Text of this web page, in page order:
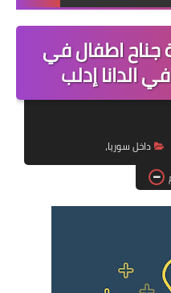
فرص عمل داخل سوريا
فرص عمل في العراق
عمل في اليمن
تدريبية
اطفال في
الدانا إدلب
داخل سوريا،